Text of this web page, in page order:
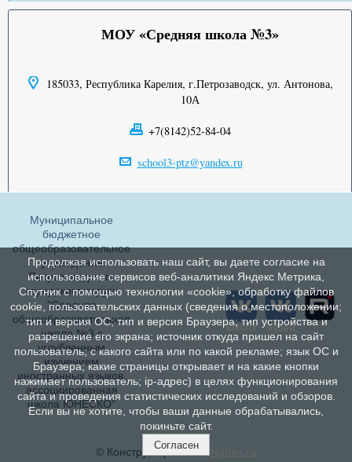
МОУ «Средняя школа №3»
185033, Республика Карелия, г.Петрозаводск, ул. Антонова,
10А
+7(8142)52-84-04
school3-ptz@yandex.ru
Муниципальное
бюджетное
общеобразовательное
учреждение
Петрозаводского
городского округа
"Средняя
общеобразовательная
школа №3 с
углубленным
изучением
иностранных языков,
ассоциированная
школа ЮНЕСКО"
© Конструктор сайтов Nubex.ru
Продолжая использовать наш сайт, вы даете согласие на
использование сервисов веб-аналитики Яндекс Метрика,
Спутник с помощью технологии «cookie», обработку файлов
cookie, пользовательских данных (сведения о местоположении;
тип и версия ОС; тип и версия Браузера; тип устройства и
разрешение его экрана; источник откуда пришел на сайт
пользователь; с какого сайта или по какой рекламе; язык ОС и
Браузера; какие страницы открывает и на какие кнопки
нажимает пользователь; ip-адрес) в целях функционирования
сайта и проведения статистических исследований и обзоров.
Если вы не хотите, чтобы ваши данные обрабатывались,
покиньте сайт.
Согласен